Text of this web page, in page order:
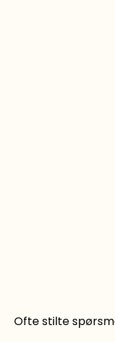
Ofte stilte